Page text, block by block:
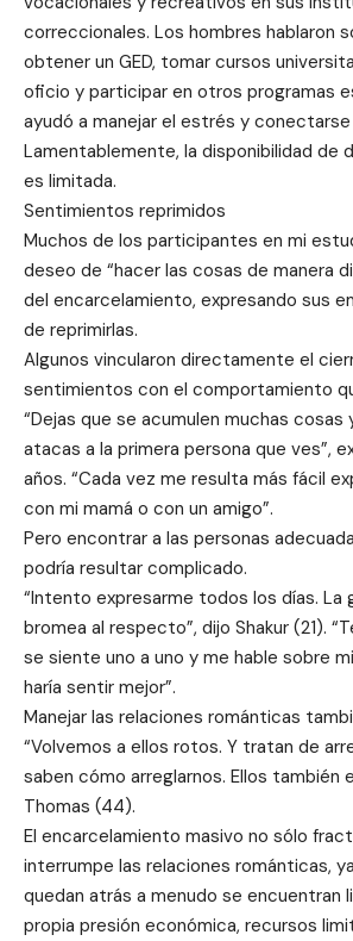
correccionales. Los hombres hablaron
obtener un GED, tomar cursos
oficio y participar en otros programas
ayudó a manejar el estrés y
Lamentablemente, la disponibilidad de
es limitada.
Sentimientos reprimidos
Muchos de los participantes en mi
deseo de “hacer las cosas de manera
del encarcelamiento, expresando sus
de reprimirlas.
Algunos vincularon directamente el
sentimientos con el comportamiento
“Dejas que se acumulen muchas cosas
atacas a la primera persona que ves”,
años. “Cada vez me resulta más fácil
con mi mamá o con un amigo”.
Pero encontrar a las personas
podría resultar complicado.
“Intento expresarme todos los días. La
bromea al respecto”, dijo Shakur (21).
se siente uno a uno y me hable sobre
haría sentir mejor”.
Manejar las relaciones románticas
“Volvemos a ellos rotos. Y tratan de
saben cómo arreglarnos. Ellos también
Thomas (44).
El encarcelamiento masivo no sólo
interrumpe las relaciones románticas,
quedan atrás a menudo se encuentran
propia presión económica, recursos